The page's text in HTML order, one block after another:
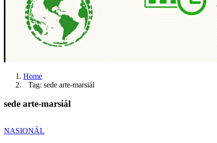
Home
Tag: sede arte-marsiál
sede arte-marsiál
NASIONÁL